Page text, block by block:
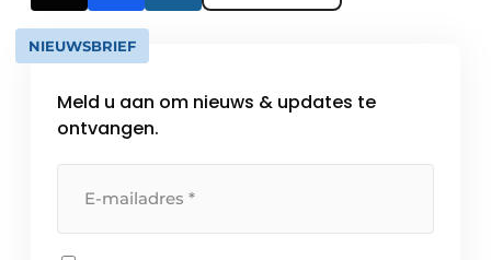
NIEUWSBRIEF
Meld u aan om nieuws & updates te
ontvangen.